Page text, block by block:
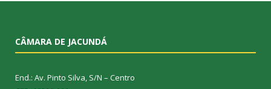
CÂMARA DE JACUNDÁ
End.: Av. Pinto Silva, S/N – Centro